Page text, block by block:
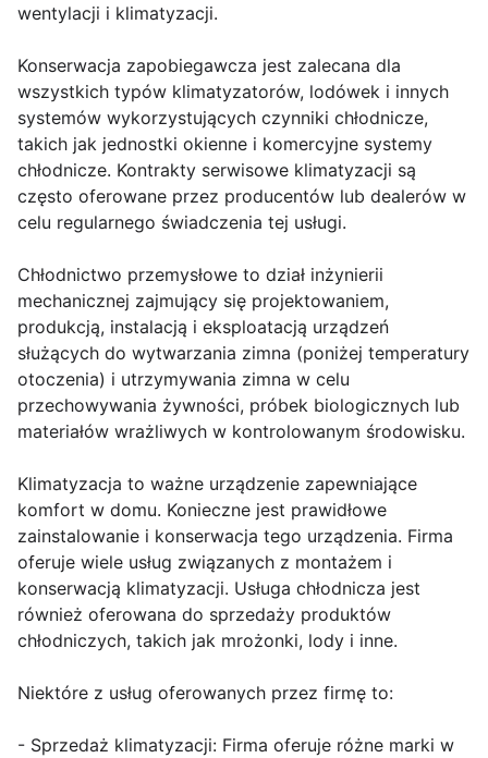
wentylacji i klimatyzacji.
Konserwacja zapobiegawcza jest zalecana dla
wszystkich typów klimatyzatorów, lodówek i innych
systemów wykorzystujących czynniki chłodnicze,
takich jak jednostki okienne i komercyjne systemy
chłodnicze. Kontrakty serwisowe klimatyzacji są
często oferowane przez producentów lub dealerów w
celu regularnego świadczenia tej usługi.
Chłodnictwo przemysłowe to dział inżynierii
mechanicznej zajmujący się projektowaniem,
produkcją, instalacją i eksploatacją urządzeń
służących do wytwarzania zimna (poniżej temperatury
otoczenia) i utrzymywania zimna w celu
przechowywania żywności, próbek biologicznych lub
materiałów wrażliwych w kontrolowanym środowisku.
Klimatyzacja to ważne urządzenie zapewniające
komfort w domu. Konieczne jest prawidłowe
zainstalowanie i konserwacja tego urządzenia. Firma
oferuje wiele usług związanych z montażem i
konserwacją klimatyzacji. Usługa chłodnicza jest
również oferowana do sprzedaży produktów
chłodniczych, takich jak mrożonki, lody i inne.
Niektóre z usług oferowanych przez firmę to:
- Sprzedaż klimatyzacji: Firma oferuje różne marki w